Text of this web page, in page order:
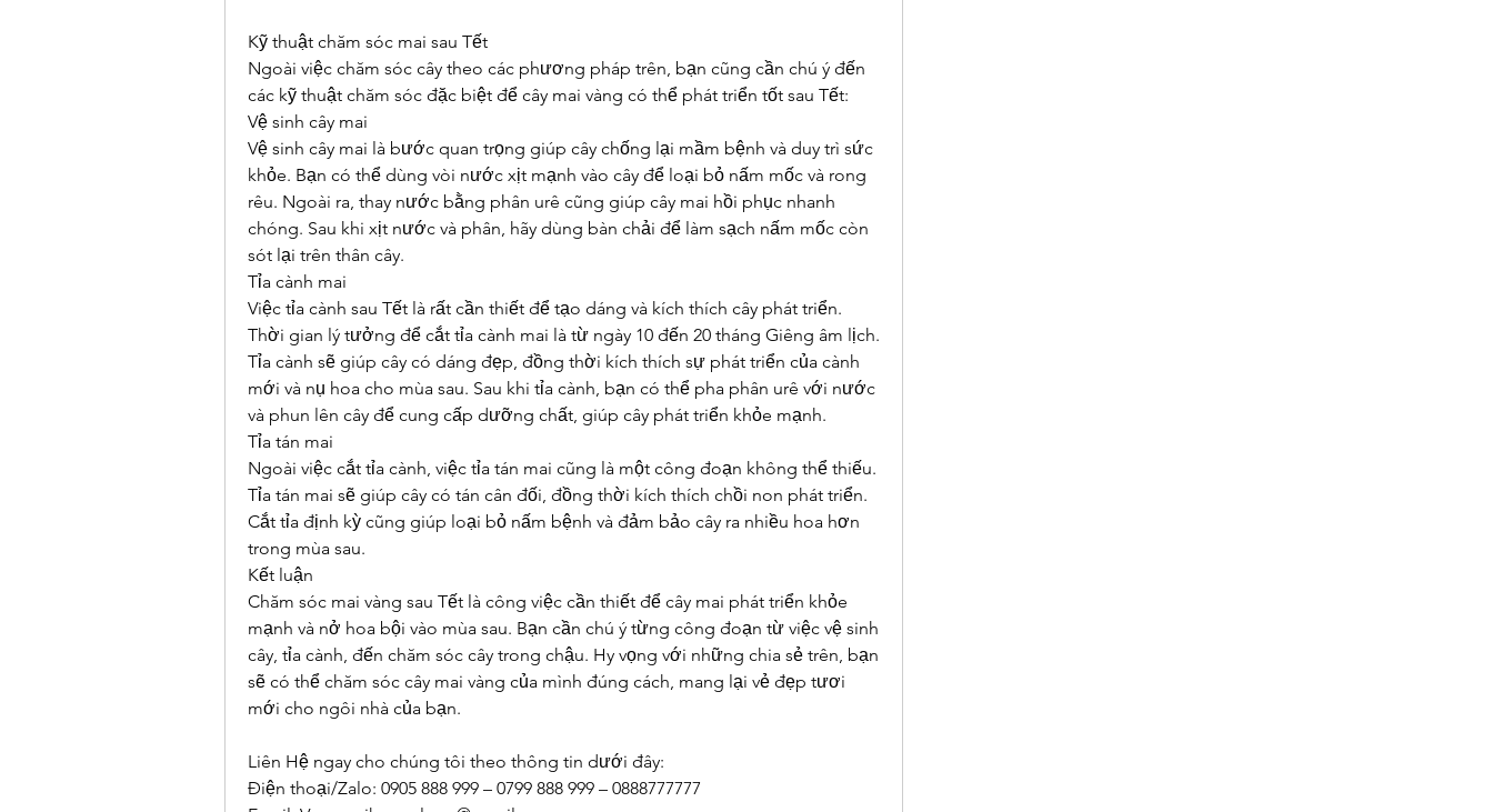
Kỹ thuật chăm sóc mai sau Tết
Ngoài việc chăm sóc cây theo các phương pháp trên, bạn cũng cần chú ý đến
các kỹ thuật chăm sóc đặc biệt để cây mai vàng có thể phát triển tốt sau Tết:
Vệ sinh cây mai
Vệ sinh cây mai là bước quan trọng giúp cây chống lại mầm bệnh và duy trì sức
khỏe. Bạn có thể dùng vòi nước xịt mạnh vào cây để loại bỏ nấm mốc và rong
rêu. Ngoài ra, thay nước bằng phân urê cũng giúp cây mai hồi phục nhanh
chóng. Sau khi xịt nước và phân, hãy dùng bàn chải để làm sạch nấm mốc còn
sót lại trên thân cây.
Tỉa cành mai
Việc tỉa cành sau Tết là rất cần thiết để tạo dáng và kích thích cây phát triển.
Thời gian lý tưởng để cắt tỉa cành mai là từ ngày 10 đến 20 tháng Giêng âm lịch.
Tỉa cành sẽ giúp cây có dáng đẹp, đồng thời kích thích sự phát triển của cành
mới và nụ hoa cho mùa sau. Sau khi tỉa cành, bạn có thể pha phân urê với nước
và phun lên cây để cung cấp dưỡng chất, giúp cây phát triển khỏe mạnh.
Tỉa tán mai
Ngoài việc cắt tỉa cành, việc tỉa tán mai cũng là một công đoạn không thể thiếu.
Tỉa tán mai sẽ giúp cây có tán cân đối, đồng thời kích thích chồi non phát triển.
Cắt tỉa định kỳ cũng giúp loại bỏ nấm bệnh và đảm bảo cây ra nhiều hoa hơn
trong mùa sau.
Kết luận
Chăm sóc mai vàng sau Tết là công việc cần thiết để cây mai phát triển khỏe
mạnh và nở hoa bội vào mùa sau. Bạn cần chú ý từng công đoạn từ việc vệ sinh
cây, tỉa cành, đến chăm sóc cây trong chậu. Hy vọng với những chia sẻ trên, bạn
sẽ có thể chăm sóc cây mai vàng của mình đúng cách, mang lại vẻ đẹp tươi
mới cho ngôi nhà của bạn.
Liên Hệ ngay cho chúng tôi theo thông tin dưới đây:
Điện thoại/Zalo: 0905 888 999 – 0799 888 999 – 0888777777